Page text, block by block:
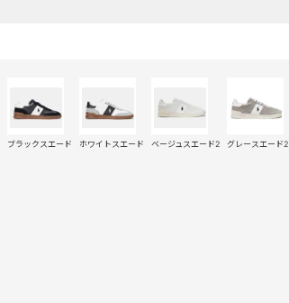
ブラックスエード ホワイトスエード ベージュスエード2 グレースエード2